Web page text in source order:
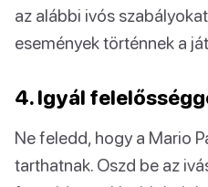
az alábbi ivós
események történnek a
4. Igyál
Ne feledd, hogy a Mario
tarthatnak. Oszd be az